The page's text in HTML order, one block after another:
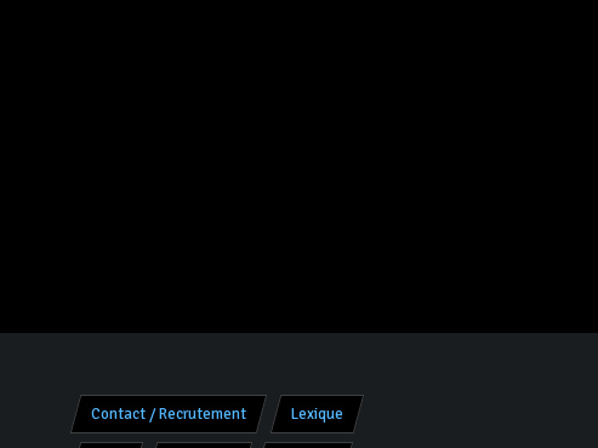
Contact / Recrutement Lexique